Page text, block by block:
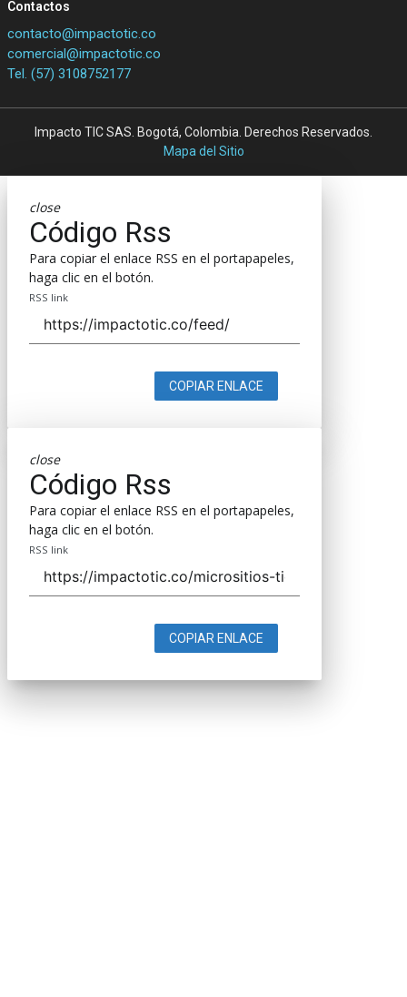
Contactos
contacto@impactotic.co
comercial@impactotic.co
Tel. (57) 3108752177
Impacto TIC SAS. Bogotá, Colombia. Derechos Reservados.
Mapa del Sitio
close
Código Rss
Para copiar el enlace RSS en el portapapeles,
haga clic en el botón.
RSS link
COPIAR ENLACE
close
Código Rss
Para copiar el enlace RSS en el portapapeles,
haga clic en el botón.
RSS link
COPIAR ENLACE